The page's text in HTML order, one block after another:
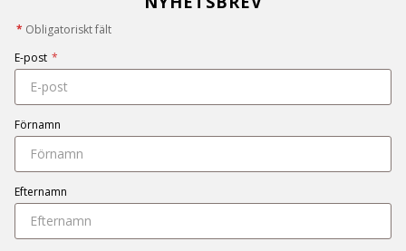
* Obligatoriskt fält
E-post *
Förnamn
Efternamn